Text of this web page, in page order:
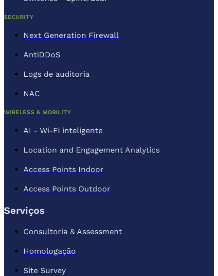
SECURITY
Next Generation Firewall
AntiDDoS
Logs de auditoria
NAC
WIRELESS & MOBILITY
AI - Wi-Fi inteligente
Location and Engagement Analytics
Access Points Indoor
Access Points Outdoor
Serviços
Consultoria & Assessment
Homologação
Site Survey